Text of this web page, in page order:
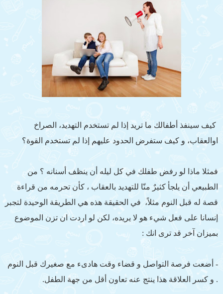
كيف سينفذ أطفالك ما تريد إذا لم تستخدم التهديد، الصراخ
اوالعقاب، و كيف ستفرض الحدود عليهم إذا لم تستخدم القوة؟
فمثلا ماذا لو رفض طفلك في كل ليله أن ينظف أسنانه ؟ من
الطبيعي أن يلجأ كثيرٌ منّا للتهديد بالعقاب ، كأن تحرمه من قراءة
قصة له قبل النوم مثلاً، في الحقيقة هذه هي الطريقة الوحيدة لتجبر
إنسانا على فعل شيء هو لا يريده، لكن لو اردت ان تزن الموضوع
بميزان آخر قد ترى انك :
- أضعت فرصة التواصل و قضاء وقت هادىء مع صغيرك قبل النوم
. و كسر العلاقة هذا ينتج عنه تعاون أقل من جهة الطفل.